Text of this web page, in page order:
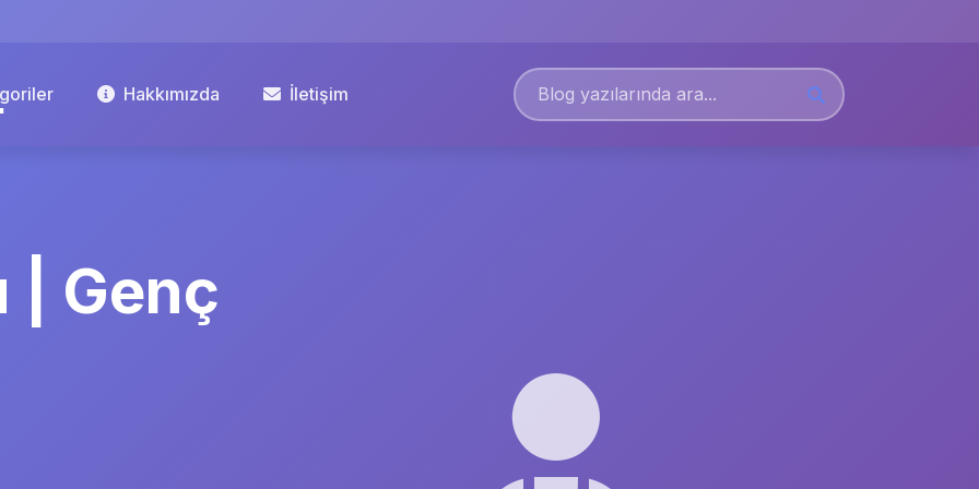
Hakkımızda İletişim
| Genç